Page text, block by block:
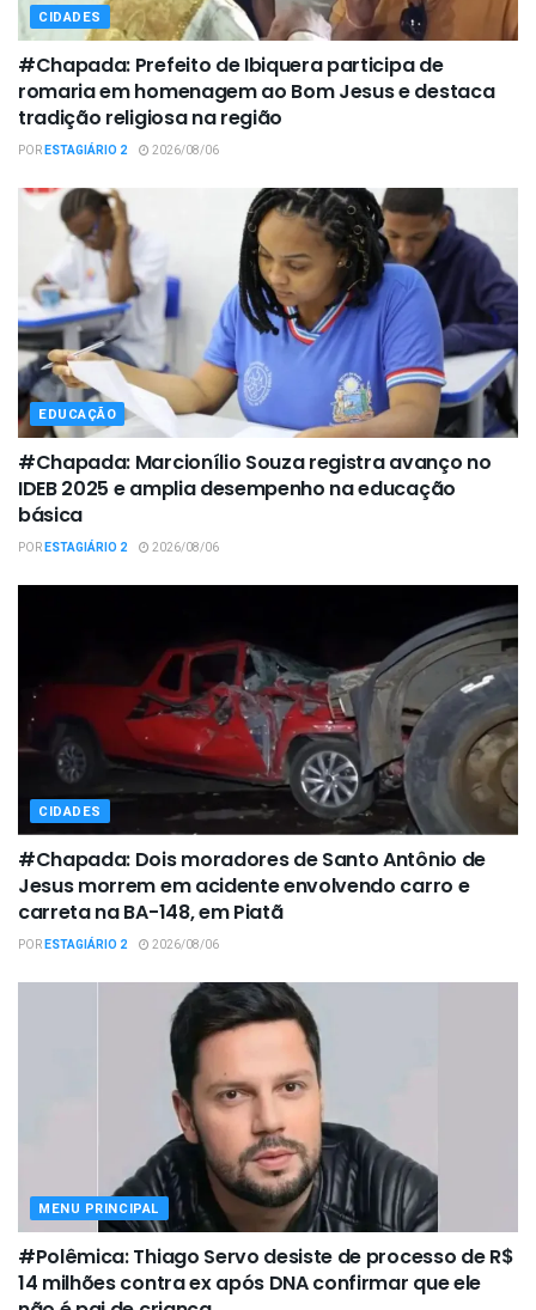
CIDADES
#Chapada: Prefeito de Ibiquera participa de
romaria em homenagem ao Bom Jesus e destaca
tradição religiosa na região
PORESTAGIÁRIO 2 2026/08/06
EDUCAÇÃO
#Chapada: Marcionílio Souza registra avanço no
IDEB 2025 e amplia desempenho na educação
básica
PORESTAGIÁRIO 2 2026/08/06
CIDADES
#Chapada: Dois moradores de Santo Antônio de
Jesus morrem em acidente envolvendo carro e
carreta na BA-148, em Piatã
PORESTAGIÁRIO 2 2026/08/06
MENU PRINCIPAL
#Polêmica: Thiago Servo desiste de processo de R$
14 milhões contra ex após DNA confirmar que ele